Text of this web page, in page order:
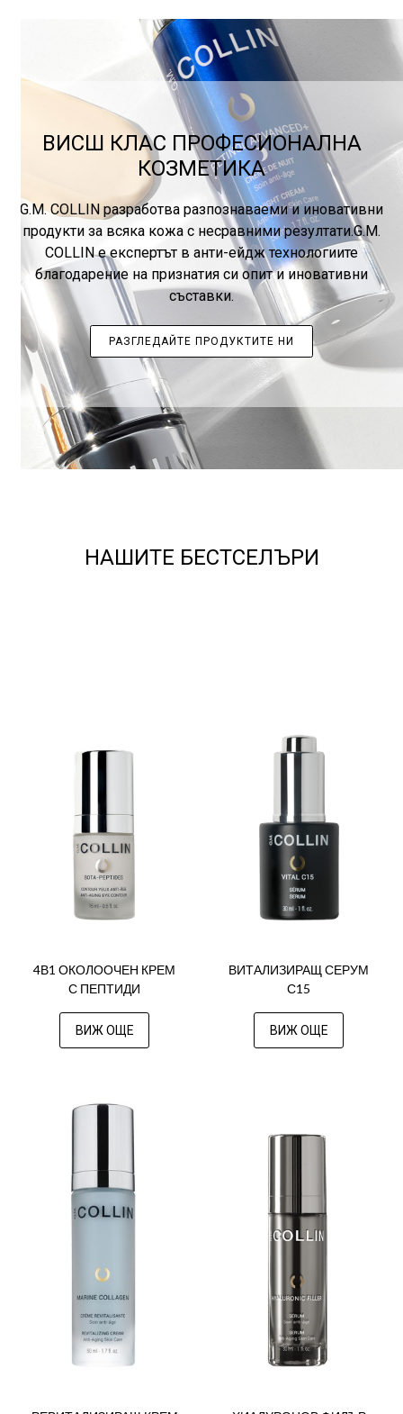
ВИСШ КЛАС ПРОФЕСИОНАЛНА
КОЗМЕТИКА
G.M. COLLIN разработва разпознаваеми и иновативни
продукти за всяка кожа с несравними резултати.G.M.
COLLIN е експертът в анти-ейдж технологиите
благодарение на признатия си опит и иновативни
съставки.
РАЗГЛЕДАЙТЕ ПРОДУКТИТЕ НИ
НАШИТЕ БЕСТСЕЛЪРИ
4В1 ОКОЛООЧЕН КРЕМ
С ПЕПТИДИ
ВИЖ ОЩЕ
ВИТАЛИЗИРАЩ СЕРУМ
С15
ВИЖ ОЩЕ